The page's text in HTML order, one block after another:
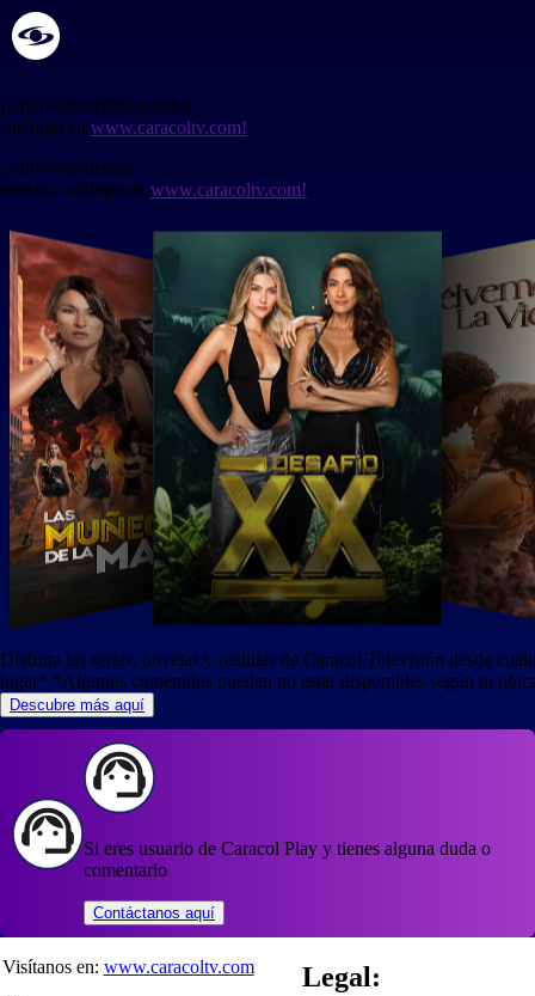
¡Ahora encuentra nuestro
catálogo en www.caracoltv.com!
¡Ahora encuentra
nuestro catálogo en www.caracoltv.com!
Disfruta las series, novelas y realities de Caracol Televisión desde
lugar* *Algunos contenidos pueden no estar disponibles según tu
Descubre más aquí
Si eres usuario de Caracol Play y tienes alguna duda o
comentario
Contáctanos aquí
Visítanos en: www.caracoltv.com
Legal: